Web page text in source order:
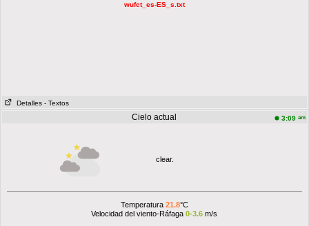
wufct_es-ES_s.txt
Detalles - Textos
Cielo actual 3:09 am
clear.
Temperatura 21.8°C
Velocidad del viento-Ráfaga 0-3.6 m/s